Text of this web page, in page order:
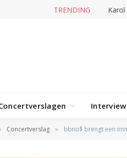
TRENDING
Concertverslag » bbno$ brengt een